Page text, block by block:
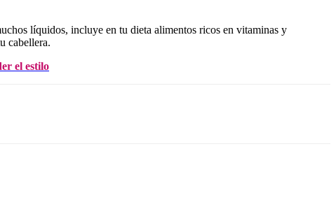
líquidos, incluye en tu dieta alimentos ricos en vitaminas y
cabellera.
el estilo